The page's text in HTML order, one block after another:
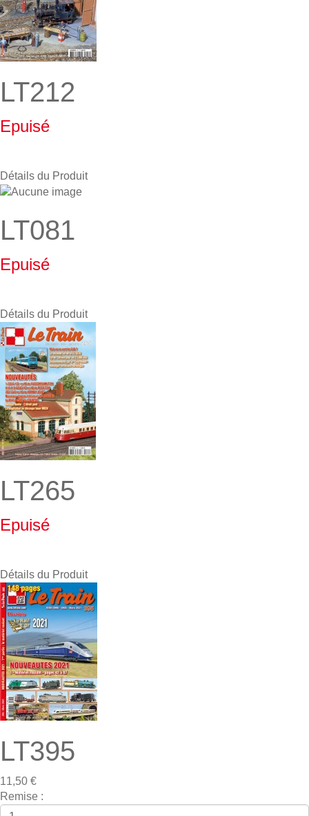
LT212
Epuisé
Détails du Produit
LT081
Epuisé
Détails du Produit
LT265
Epuisé
Détails du Produit
LT395
11,50 €
Remise :